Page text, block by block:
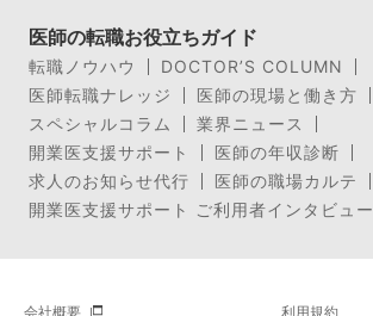
医師の転職お役立ちガイド
転職ノウハウ
DOCTOR’S COLUMN
医師転職ナレッジ
医師の現場と働き方
スペシャルコラム
業界ニュース
開業医支援サポート
医師の年収診断
求人のお知らせ代行
医師の職場カルテ
開業医支援サポート ご利用者インタビュー
会社概要 利用規約